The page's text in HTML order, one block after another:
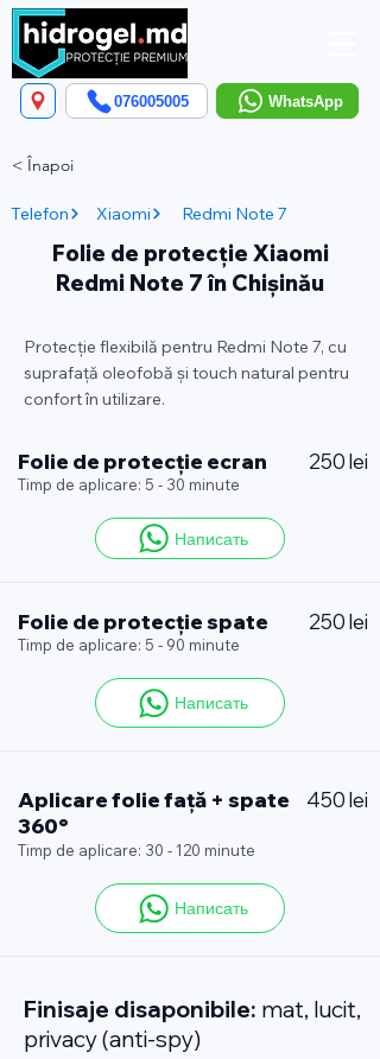
WhatsApp
076005005
< Înapoi
Telefon Xiaomi Redmi Note 7
Folie de protecție Xiaomi
Redmi Note 7 în Chișinău
Protecție flexibilă pentru Redmi Note 7, cu
suprafață oleofobă și touch natural pentru
confort în utilizare.
Folie de protecție ecran 250 lei
Timp de aplicare: 5 - 30 minute
Написать
Folie de protecție spate 250 lei
Timp de aplicare: 5 - 90 minute
Написать
Aplicare folie față + spate
360°
450 lei
Timp de aplicare: 30 - 120 minute
Написать
Finisaje disaponibile: mat, lucit,
privacy (anti-spy)